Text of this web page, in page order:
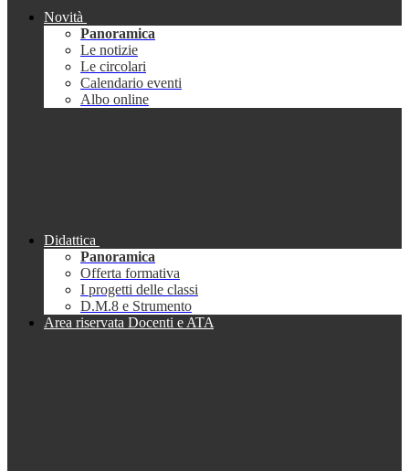
Novità
Panoramica
Le notizie
Le circolari
Calendario eventi
Albo online
Didattica
Panoramica
Offerta formativa
I progetti delle classi
D.M.8 e Strumento
Area riservata Docenti e ATA